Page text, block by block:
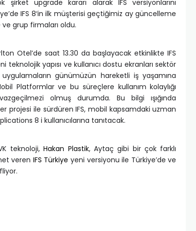
şirket upgrade kararı alarak IFS versiyonlarını
IFS 8‘in ilk müşterisi geçtiğimiz ay güncelleme
ve grup firmaları oldu.
Otel’de saat 13.30 da başlayacak etkinlikte IFS
yapısı ve kullanıcı dostu ekranları sektör
uygulamaların günümüzün hareketli iş yaşamına
Platformlar ve bu süreçlere kullanım kolaylığı
olmuş durumda. Bu bilgi ışığında
projesi ile sürdüren IFS, mobil kapsamdaki uzman
8 i kullanıcılarına tanıtacak.
teknoloji,Hakan Plastik, Aytaç gibi bir çok farklı
veren IFS Türkiye yeni versiyonu ile Türkiye’de ve